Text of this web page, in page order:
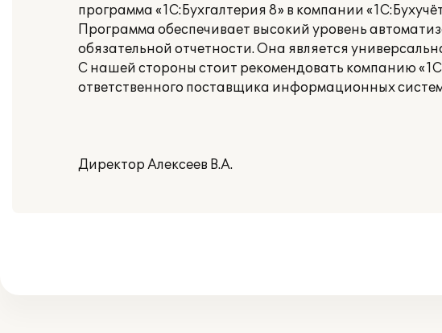
программа «1С:Бухгалтерия 8» в компании
Программа обеспечивает высокий уровень
обязательной отчетности. Она является
С нашей стороны стоит рекомендовать компанию
ответственного поставщика информационных
Директор Алексеев В.А.